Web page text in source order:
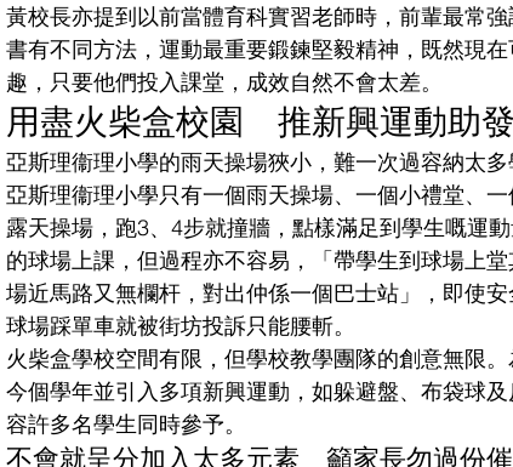
黃校長亦提到以前當體育科實習老師時，前輩最常
書有不同方法，運動最重要鍛鍊堅毅精神，既然現
趣，只要他們投入課堂，成效自然不會太差。
用盡火柴盒校園　推新興運動助
亞斯理衞理小學的雨天操場狹小，難一次過容納太多
亞斯理衞理小學只有一個雨天操場、一個小禮堂、
露天操場，跑3、4步就撞牆，點樣滿足到學生嘅運
的球場上課，但過程亦不容易，「帶學生到球場上
場近馬路又無欄杆，對出仲係一個巴士站」，即使
球場踩單車就被街坊投訴只能腰斬。
火柴盒學校空間有限，但學校教學團隊的創意無限
今個學年並引入多項新興運動，如躲避盤、布袋球
容許多名學生同時參予。
不會就呈分加入太多元素　籲家長勿過份